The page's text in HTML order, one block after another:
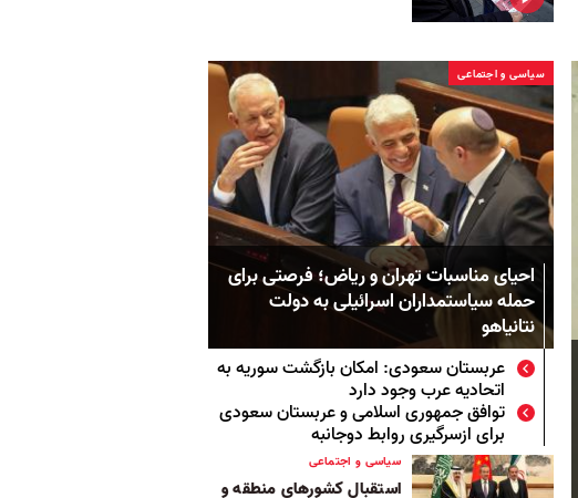
سیاسی و اجتماعی
احیای مناسبات تهران و ریاض؛ فرصتی برای
حمله سیاستمداران اسرائیلی به دولت
نتانیاهو
عربستان سعودی: امکان بازگشت سوریه به
اتحادیه عرب وجود دارد
توافق جمهوری اسلامی و عربستان سعودی
برای ازسرگیری روابط دوجانبه
سیاسی و اجتماعی
استقبال کشورهای منطقه و